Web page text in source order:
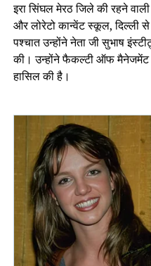
इरा सिंघल मेरठ जिले की रहने
और लोरेटो कान्वेंट स्कूल, दिल्ली
पश्चात उन्होंने नेता जी सुभाष
की। उन्होंने फैकल्टी ऑफ मैनेजमेंट
हासिल की है।